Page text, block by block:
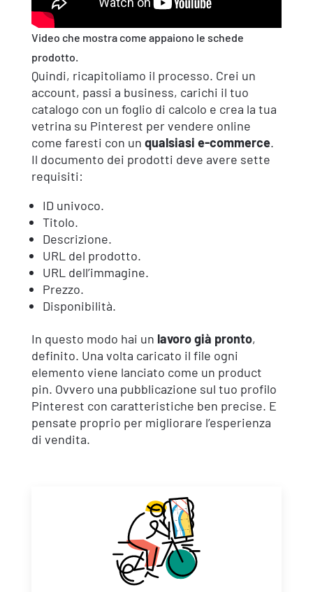
Video che mostra come appaiono le schede
prodotto.
Quindi, ricapitoliamo il processo. Crei un
account, passi a business, carichi il tuo
catalogo con un foglio di calcolo e crea la tua
vetrina su Pinterest per vendere online
come faresti con un qualsiasi e-commerce.
Il documento dei prodotti deve avere sette
requisiti:
ID univoco.
Titolo.
Descrizione.
URL del prodotto.
URL dell’immagine.
Prezzo.
Disponibilità.
In questo modo hai un lavoro già pronto,
definito. Una volta caricato il file ogni
elemento viene lanciato come un product
pin. Ovvero una pubblicazione sul tuo profilo
Pinterest con caratteristiche ben precise. E
pensate proprio per migliorare l’esperienza
di vendita.